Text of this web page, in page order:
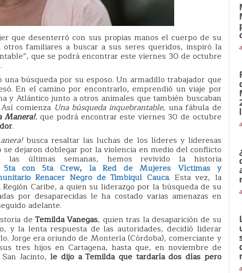
que desenterró con sus propias manos el cuerpo de su
otros familiares a buscar a sus seres queridos, inspiró la
que se podrá encontrar este viernes 30 de octubre
búsqueda por su esposo. Un armadillo trabajador que
En el camino por encontrarlo, emprendió un viaje por
y Atlántico junto a otros animales que también buscaban
comienza Una búsqueda inquebrantable, una fábula de
Manera!, que podrá encontrar este viernes 30 de octubre
.
busca resaltar las luchas de los líderes y lideresas
se dejaron doblegar por la violencia en medio del conflicto
las últimas semanas, hemos revivido la historia
5ta con 5ta Crew, la Red de Mujeres Víctimas y
Renacer Negro de Timbiquí Cauca. Esta vez, la
Caribe, a quien su liderazgo por la búsqueda de su
por desaparecidas le ha costado varias amenazas en
adelante.
de Temilda Vanegas, quien tras la desaparición de su
y la lenta respuesta de las autoridades, decidió liderar
Jorge era oriundo de Montería (Córdoba), comerciante y
tres hijos en Cartagena, hasta que, en noviembre de
Jacinto,le dijo a Temilda que tardaría dos días pero